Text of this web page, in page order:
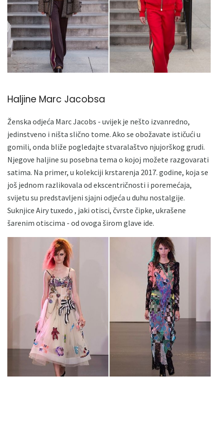
Haljine Marc Jacobsa
Ženska odjeća Marc Jacobs - uvijek je nešto izvanredno,
jedinstveno i ništa slično tome. Ako se obožavate ističući u
gomili, onda bliže pogledajte stvaralaštvo njujorškog grudi.
Njegove haljine su posebna tema o kojoj možete razgovarati
satima. Na primer, u kolekciji krstarenja 2017. godine, koja se
još jednom razlikovala od ekscentričnosti i poremećaja,
svijetu su predstavljeni sjajni odjeća u duhu nostalgije.
Suknjice Airy tuxedo , jaki otisci, čvrste čipke, ukrašene
šarenim otiscima - od ovoga širom glave ide.